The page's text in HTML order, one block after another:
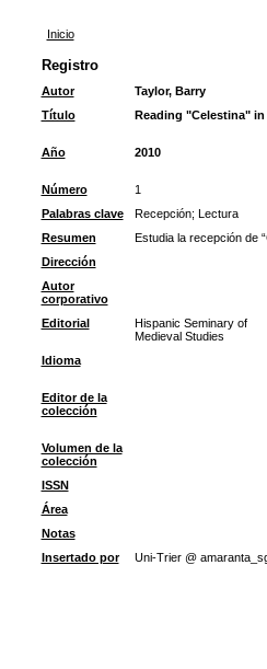
Inicio
Registro
Autor
Taylor, Barry
Título
Reading "Celestina"
Año 2010
Número
1
Palabras clave
Recepción; Lectura
Resumen
Estudia la recepción de
Dirección
Autor
corporativo
Editorial
Hispanic Seminary of
Medieval Studies
Idioma
Editor de la
colección
Volumen de la
colección
ISSN
Área
Notas
Insertado por
Uni-Trier @